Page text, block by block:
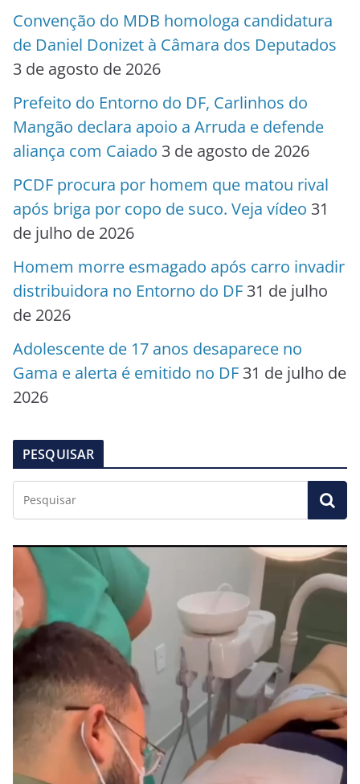
Convenção do MDB homologa candidatura
de Daniel Donizet à Câmara dos Deputados
3 de agosto de 2026
Prefeito do Entorno do DF, Carlinhos do
Mangão declara apoio a Arruda e defende
aliança com Caiado 3 de agosto de 2026
PCDF procura por homem que matou rival
após briga por copo de suco. Veja vídeo 31
de julho de 2026
Homem morre esmagado após carro invadir
distribuidora no Entorno do DF 31 de julho
de 2026
Adolescente de 17 anos desaparece no
Gama e alerta é emitido no DF 31 de julho de
2026
PESQUISAR